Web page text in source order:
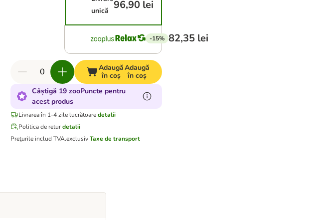
unică 96,90 lei
-15% 82,35 lei
Adaugă
în coș
Adaugă
în coș
Câștigă 19 zooPuncte pentru
acest produs
Livrarea în 1-4 zile lucrătoaredetalii
Politica de returdetalii
Preţurile includ TVA.exclusivTaxe de transport